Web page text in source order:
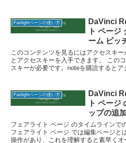
の表示」や
Fairlightページの使い方
DaVinci
ト ページ
ーム ピッ
このコンテンツを見るにはアクセスキ
とアクセスキーを入手できます。 この
スキーが必要です。noteを購読するとア
Fairlightページの使い方
DaVinci
ト ページ
ップの追
フェアライト ページ のタイムラインで
フェアライト ページ では編集ページと
操作があり、これを理解すると素早く